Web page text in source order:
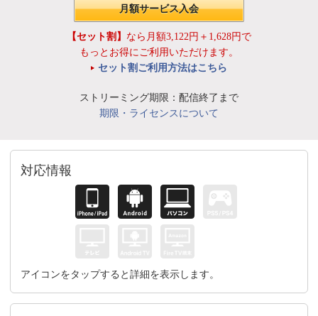
月額サービス入会
【セット割】 なら月額3,122円＋1,628円で
もっとお得にご利用いただけます。
セット割ご利用方法はこちら
ストリーミング期限：配信終了まで
期限・ライセンスについて
対応情報
アイコンをタップすると詳細を表示します。